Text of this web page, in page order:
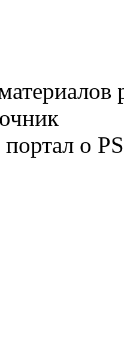
портал о